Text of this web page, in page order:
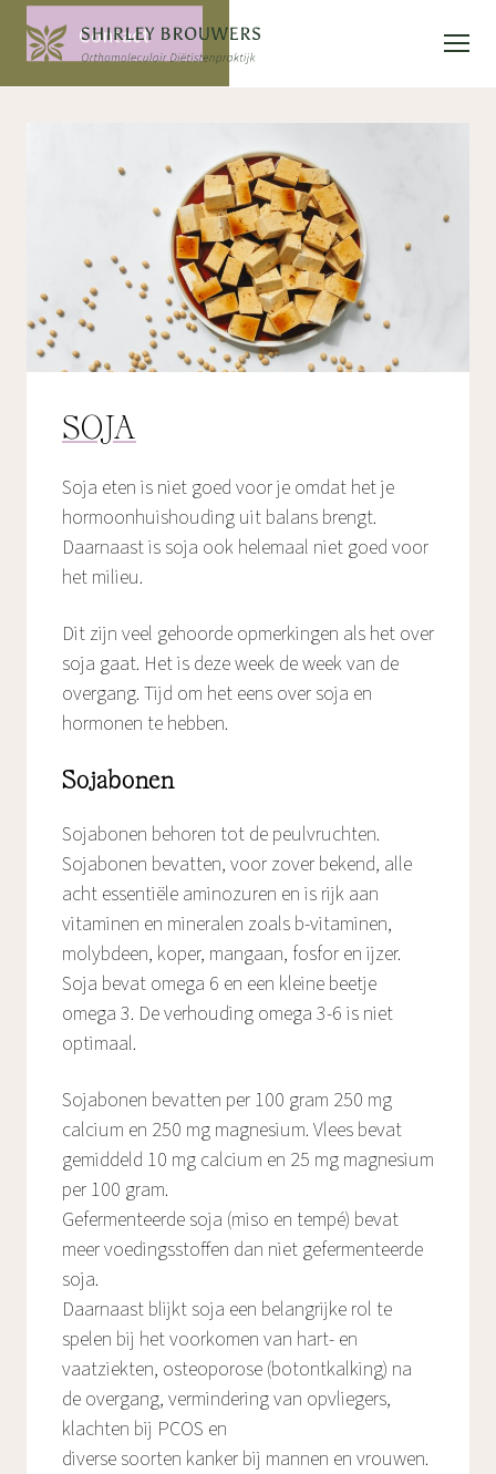
Contact
SOJA
Soja eten is niet goed voor je omdat het je
hormoonhuishouding uit balans brengt.
Daarnaast is soja ook helemaal niet goed voor
het milieu.
Dit zijn veel gehoorde opmerkingen als het over
soja gaat. Het is deze week de week van de
overgang. Tijd om het eens over soja en
hormonen te hebben.
Sojabonen
Sojabonen behoren tot de peulvruchten.
Sojabonen bevatten, voor zover bekend, alle
acht essentiële aminozuren en is rijk aan
vitaminen en mineralen zoals b-vitaminen,
molybdeen, koper, mangaan, fosfor en ijzer.
Soja bevat omega 6 en een kleine beetje
omega 3. De verhouding omega 3-6 is niet
optimaal.
Sojabonen bevatten per 100 gram 250 mg
calcium en 250 mg magnesium. Vlees bevat
gemiddeld 10 mg calcium en 25 mg magnesium
per 100 gram.
Gefermenteerde soja (miso en tempé) bevat
meer voedingsstoffen dan niet gefermenteerde
soja.
Daarnaast blijkt soja een belangrijke rol te
spelen bij het voorkomen van hart- en
vaatziekten, osteoporose (botontkalking) na
de overgang, vermindering van opvliegers,
klachten bij PCOS en
diverse soorten kanker bij mannen en vrouwen.